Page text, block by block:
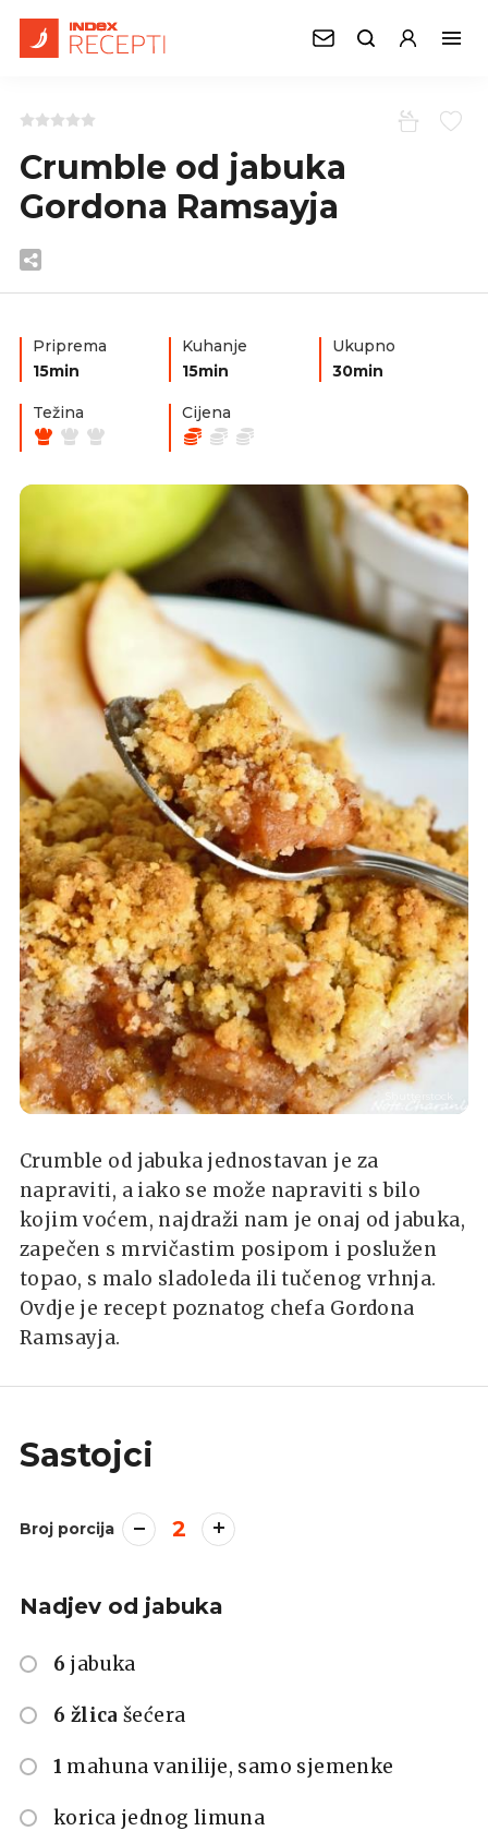
Crumble od jabuka
Gordona Ramsayja
Priprema
15min
Kuhanje
15min
Ukupno
30min
Težina Cijena
Crumble od jabuka jednostavan je za
napraviti, a iako se može napraviti s bilo
kojim voćem, najdraži nam je onaj od jabuka,
zapečen s mrvičastim posipom i poslužen
topao, s malo sladoleda ili tučenog vrhnja.
Ovdje je recept poznatog chefa Gordona
Ramsayja.
Sastojci
Broj porcija 2
Nadjev od jabuka
6 jabuka
6 žlica šećera
1 mahuna vanilije, samo sjemenke
korica jednog limuna